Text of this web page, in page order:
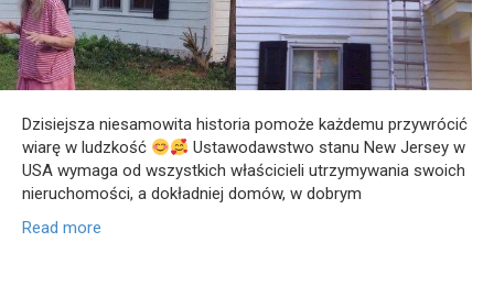
Dzisiejsza niesamowita historia pomoże każdemu przywrócić
wiarę w ludzkość
Ustawodawstwo stanu New Jersey w
USA wymaga od wszystkich właścicieli utrzymywania swoich
nieruchomości, a dokładniej domów, w dobrym
Read more